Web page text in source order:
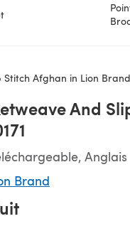
Stitch Afghan in Lion
And
Anglais
Brand